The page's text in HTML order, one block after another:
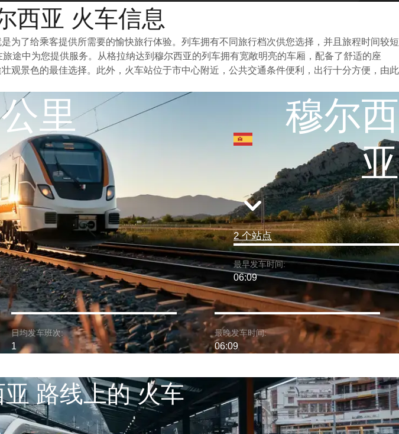
西亚 火车信息
了给乘客提供所需要的愉快旅行体验。列车拥有不同旅行档次供您选择，并且旅程时间较短
途中为您提供服务。从格拉纳达到穆尔西亚的列车拥有宽敞明亮的车厢，配备了舒适的座
观景色的最佳选择。此外，火车站位于市中心附近，公共交通条件便利，出行十分方便，由此
里
穆尔西
亚
2 个站点
最早发车时间:
06:09
日均发车班次:
1
最晚发车时间:
06:09
路线上的 火车